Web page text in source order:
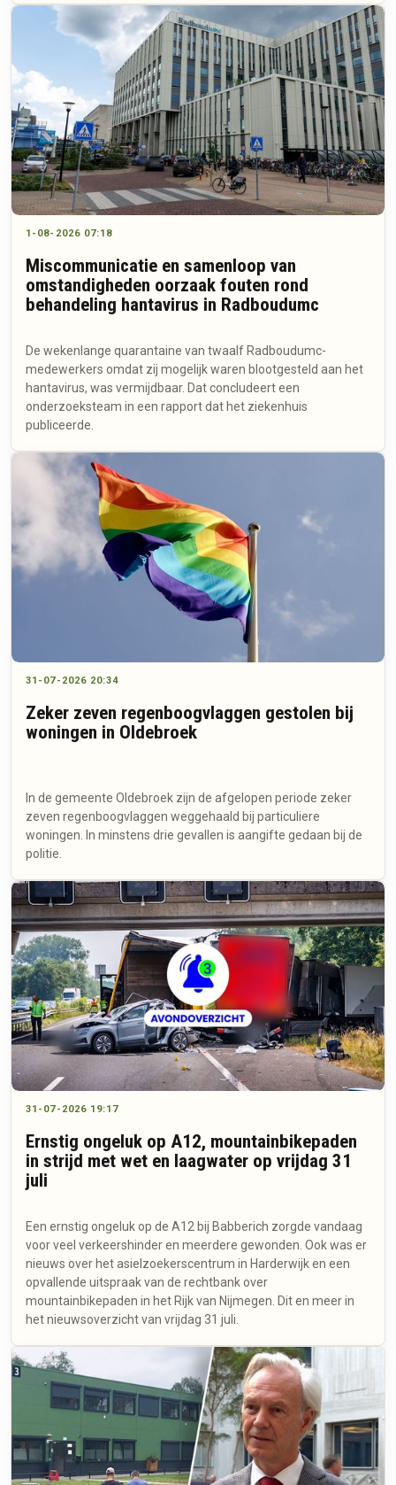
1-08-2026 07:18
Miscommunicatie en samenloop van
omstandigheden oorzaak fouten rond
behandeling hantavirus in Radboudumc
De wekenlange quarantaine van twaalf Radboudumc-
medewerkers omdat zij mogelijk waren blootgesteld aan het
hantavirus, was vermijdbaar. Dat concludeert een
onderzoeksteam in een rapport dat het ziekenhuis
publiceerde.
31-07-2026 20:34
Zeker zeven regenboogvlaggen gestolen bij
woningen in Oldebroek
In de gemeente Oldebroek zijn de afgelopen periode zeker
zeven regenboogvlaggen weggehaald bij particuliere
woningen. In minstens drie gevallen is aangifte gedaan bij de
politie.
31-07-2026 19:17
Ernstig ongeluk op A12, mountainbikepaden
in strijd met wet en laagwater op vrijdag 31
juli
Een ernstig ongeluk op de A12 bij Babberich zorgde vandaag
voor veel verkeershinder en meerdere gewonden. Ook was er
nieuws over het asielzoekerscentrum in Harderwijk en een
opvallende uitspraak van de rechtbank over
mountainbikepaden in het Rijk van Nijmegen. Dit en meer in
het nieuwsoverzicht van vrijdag 31 juli.